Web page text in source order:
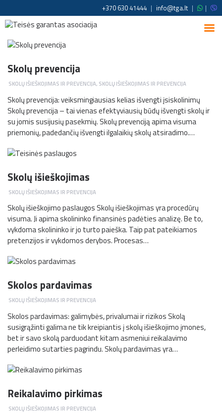
+370 630 41444 | info@tga.lt | |
Skolų prevencija
SKOLŲ IŠIEŠKOJIMAS IR PREVENCIJA, SKOLŲ IŠIEŠKOJIMAS IR PREVENCIJA
Skolų prevencija: veiksmingiausias kelias išvengti įsiskolinimų
Skolų prevencija – tai vienas efektyviausių būdų išvengti skolų ir
su jomis susijusių pasekmių. Skolų prevenciją apima visuma
priemonių, padedančių išvengti ilgalaikių skolų atsiradimo.…
Skolų išieškojimas
SKOLŲ IŠIEŠKOJIMAS IR PREVENCIJA
Skolų išieškojimo paslaugos Skolų išieškojimas yra procedūrų
visuma. Ji apima skolininko finansinės padėties analizę. Be to,
vykdoma skolininko ir jo turto paieška. Taip pat pateikiamos
pretenzijos ir vykdomos derybos. Procesas…
Skolos pardavimas
SKOLŲ IŠIEŠKOJIMAS IR PREVENCIJA
Skolos pardavimas: galimybės, privalumai ir rizikos Skolą
susigrąžinti galima ne tik kreipiantis į skolų išieškojimo įmones,
bet ir savo skolą parduodant kitam asmeniui reikalavimo
perleidimo sutarties pagrindu. Skolų pardavimas yra…
Reikalavimo pirkimas
SKOLŲ IŠIEŠKOJIMAS IR PREVENCIJA